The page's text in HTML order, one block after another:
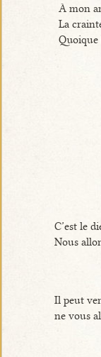
À mon
La
Quoique
C’est le
Nous
Il peut
ne vous